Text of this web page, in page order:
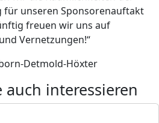
für unseren Sponsorenauftakt
freuen wir uns auf
Vernetzungen!“
Detmold-Höxter
auch interessieren